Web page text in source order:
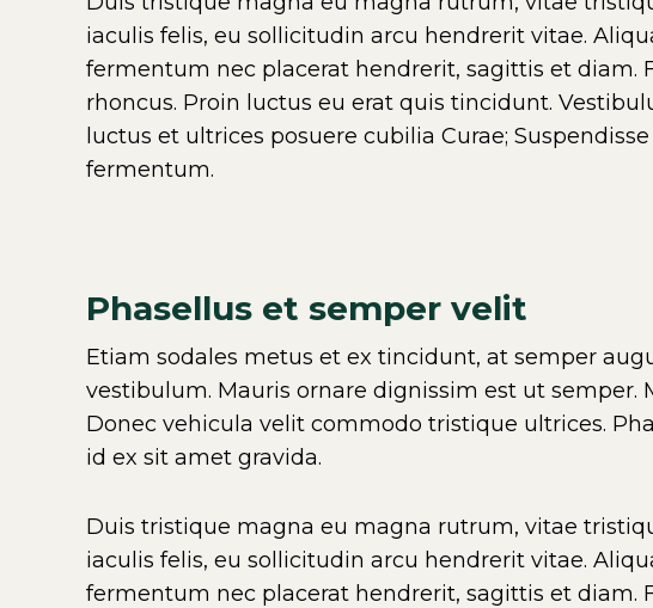
iaculis felis, eu sollicitudin arcu hendrerit vitae.
fermentum nec placerat hendrerit, sagittis et diam.
rhoncus. Proin luctus eu erat quis tincidunt.
luctus et ultrices posuere cubilia Curae;
fermentum.
Phasellus et semper velit
Etiam sodales metus et ex tincidunt, at semper
vestibulum. Mauris ornare dignissim est ut
Donec vehicula velit commodo tristique ultrices.
id ex sit amet gravida.
Duis tristique magna eu magna rutrum, vitae
iaculis felis, eu sollicitudin arcu hendrerit vitae.
fermentum nec placerat hendrerit, sagittis et diam.